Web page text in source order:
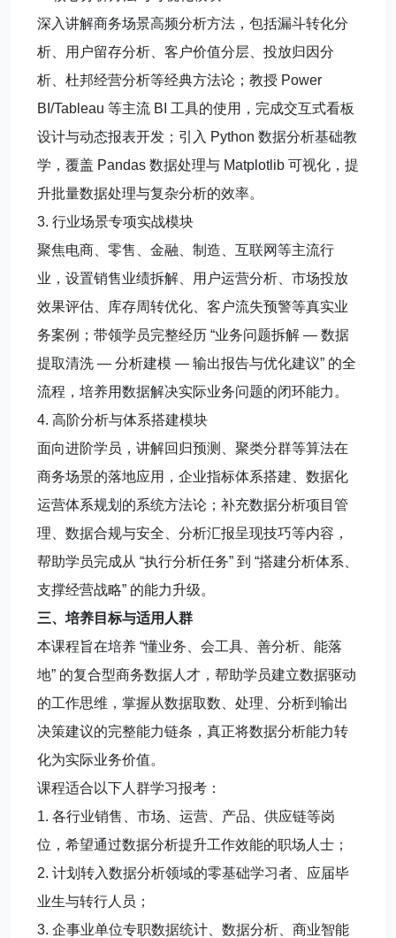
深入讲解商务场景高频分析方法，包括漏斗转化分
析、用户留存分析、客户价值分层、投放归因分
析、杜邦经营分析等经典方法论；教授 Power
BI/Tableau 等主流 BI 工具的使用，完成交互式看板
设计与动态报表开发；引入 Python 数据分析基础教
学，覆盖 Pandas 数据处理与 Matplotlib 可视化，提
升批量数据处理与复杂分析的效率。
3. 行业场景专项实战模块
聚焦电商、零售、金融、制造、互联网等主流行
业，设置销售业绩拆解、用户运营分析、市场投放
效果评估、库存周转优化、客户流失预警等真实业
务案例；带领学员完整经历 “业务问题拆解 — 数据
提取清洗 — 分析建模 — 输出报告与优化建议” 的全
流程，培养用数据解决实际业务问题的闭环能力。
4. 高阶分析与体系搭建模块
面向进阶学员，讲解回归预测、聚类分群等算法在
商务场景的落地应用，企业指标体系搭建、数据化
运营体系规划的系统方法论；补充数据分析项目管
理、数据合规与安全、分析汇报呈现技巧等内容，
帮助学员完成从 “执行分析任务” 到 “搭建分析体系、
支撑经营战略” 的能力升级。
三、培养目标与适用人群
本课程旨在培养 “懂业务、会工具、善分析、能落
地” 的复合型商务数据人才，帮助学员建立数据驱动
的工作思维，掌握从数据取数、处理、分析到输出
决策建议的完整能力链条，真正将数据分析能力转
化为实际业务价值。
课程适合以下人群学习报考：
1. 各行业销售、市场、运营、产品、供应链等岗
位，希望通过数据分析提升工作效能的职场人士；
2. 计划转入数据分析领域的零基础学习者、应届毕
业生与转行人员；
3. 企事业单位专职数据统计、数据分析、商业智能